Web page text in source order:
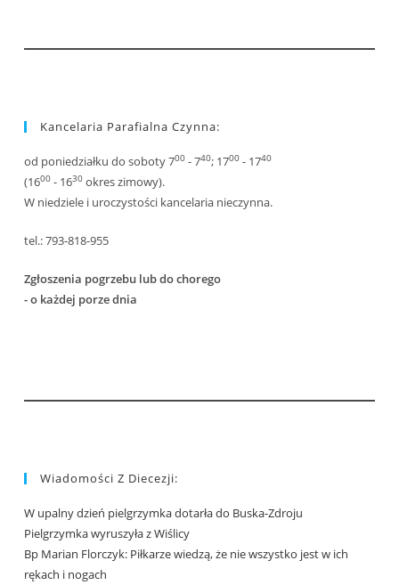
Kancelaria Parafialna Czynna:
od poniedziałku do soboty 700 - 740; 1700 - 1740
(1600 - 1630 okres zimowy).
W niedziele i uroczystości kancelaria nieczynna.
tel.: 793-818-955
Zgłoszenia pogrzebu lub do chorego
- o każdej porze dnia
Wiadomości Z Diecezji:
W upalny dzień pielgrzymka dotarła do Buska-Zdroju
Pielgrzymka wyruszyła z Wiślicy
Bp Marian Florczyk: Piłkarze wiedzą, że nie wszystko jest w ich
rękach i nogach